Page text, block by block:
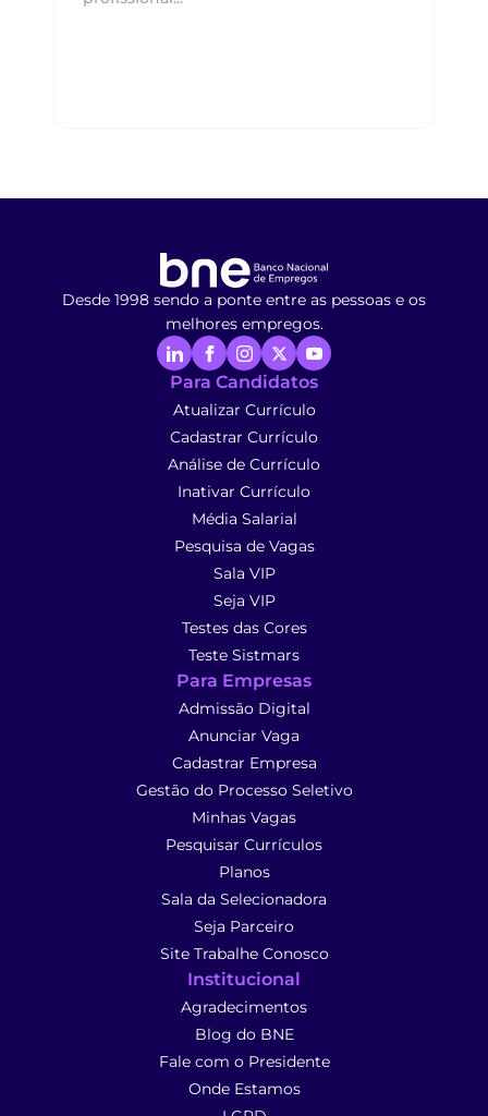
Desde 1998 sendo a ponte entre as pessoas e os
melhores empregos.
Para Candidatos
Atualizar Currículo
Cadastrar Currículo
Análise de Currículo
Inativar Currículo
Média Salarial
Pesquisa de Vagas
Sala VIP
Seja VIP
Testes das Cores
Teste Sistmars
Para Empresas
Admissão Digital
Anunciar Vaga
Cadastrar Empresa
Gestão do Processo Seletivo
Minhas Vagas
Pesquisar Currículos
Planos
Sala da Selecionadora
Seja Parceiro
Site Trabalhe Conosco
Institucional
Agradecimentos
Blog do BNE
Fale com o Presidente
Onde Estamos